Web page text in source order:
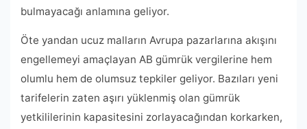
bulmayacağı anlamına geliyor.
Öte yandan ucuz malların Avrupa pazarlarına akışını
engellemeyi amaçlayan AB gümrük vergilerine hem
olumlu hem de olumsuz tepkiler geliyor. Bazıları yeni
tarifelerin zaten aşırı yüklenmiş olan gümrük
yetkililerinin kapasitesini zorlayacağından korkarken,